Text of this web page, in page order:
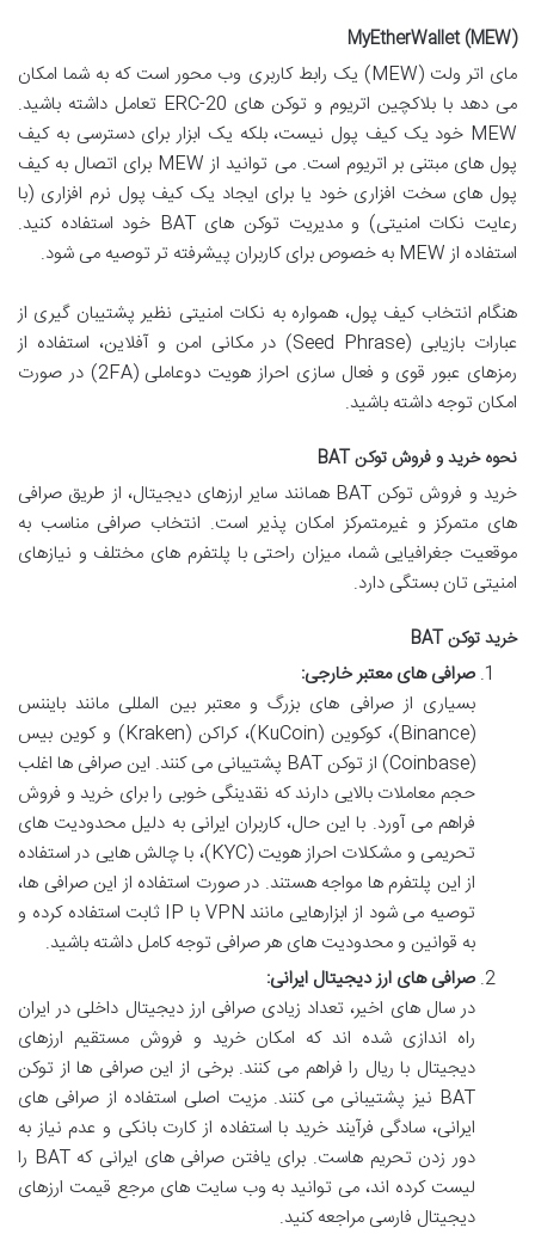
MyEtherWallet (MEW)
مای اتر ولت (MEW) یک رابط کاربری وب محور است که به شما امکان
می دهد با بلاکچین اتریوم و توکن های ERC-20 تعامل داشته باشید.
MEW خود یک کیف پول نیست، بلکه یک ابزار برای دسترسی به کیف
پول های مبتنی بر اتریوم است. می توانید از MEW برای اتصال به کیف
پول های سخت افزاری خود یا برای ایجاد یک کیف پول نرم افزاری (با
رعایت نکات امنیتی) و مدیریت توکن های BAT خود استفاده کنید.
استفاده از MEW به خصوص برای کاربران پیشرفته تر توصیه می شود.
هنگام انتخاب کیف پول، همواره به نکات امنیتی نظیر پشتیبان گیری از
عبارات بازیابی (Seed Phrase) در مکانی امن و آفلاین، استفاده از
رمزهای عبور قوی و فعال سازی احراز هویت دوعاملی (2FA) در صورت
امکان توجه داشته باشید.
نحوه خرید و فروش توکن BAT
خرید و فروش توکن BAT همانند سایر ارزهای دیجیتال، از طریق صرافی
های متمرکز و غیرمتمرکز امکان پذیر است. انتخاب صرافی مناسب به
موقعیت جغرافیایی شما، میزان راحتی با پلتفرم های مختلف و نیازهای
امنیتی تان بستگی دارد.
خرید توکن BAT
صرافی های معتبر خارجی:
بسیاری از صرافی های بزرگ و معتبر بین المللی مانند بایننس
(Binance)، کوکوین (KuCoin)، کراکن (Kraken) و کوین بیس
(Coinbase) از توکن BAT پشتیبانی می کنند. این صرافی ها اغلب
حجم معاملات بالایی دارند که نقدینگی خوبی را برای خرید و فروش
فراهم می آورد. با این حال، کاربران ایرانی به دلیل محدودیت های
تحریمی و مشکلات احراز هویت (KYC)، با چالش هایی در استفاده
از این پلتفرم ها مواجه هستند. در صورت استفاده از این صرافی ها،
توصیه می شود از ابزارهایی مانند VPN با IP ثابت استفاده کرده و
به قوانین و محدودیت های هر صرافی توجه کامل داشته باشید.
صرافی های ارز دیجیتال ایرانی:
در سال های اخیر، تعداد زیادی صرافی ارز دیجیتال داخلی در ایران
راه اندازی شده اند که امکان خرید و فروش مستقیم ارزهای
دیجیتال با ریال را فراهم می کنند. برخی از این صرافی ها از توکن
BAT نیز پشتیبانی می کنند. مزیت اصلی استفاده از صرافی های
ایرانی، سادگی فرآیند خرید با استفاده از کارت بانکی و عدم نیاز به
دور زدن تحریم هاست. برای یافتن صرافی های ایرانی که BAT را
لیست کرده اند، می توانید به وب سایت های مرجع قیمت ارزهای
دیجیتال فارسی مراجعه کنید.